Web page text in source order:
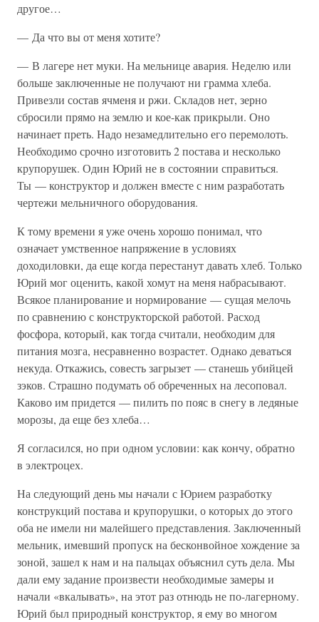
другое…
— Да что вы от меня хотите?
— В лагере нет муки. На мельнице авария. Неделю или
больше заключенные не получают ни грамма хлеба.
Привезли состав ячменя и ржи. Складов нет, зерно
сбросили прямо на землю и кое-как прикрыли. Оно
начинает преть. Надо незамедлительно его перемолоть.
Необходимо срочно изготовить 2 постава и несколько
крупорушек. Один Юрий не в состоянии справиться.
Ты — конструктор и должен вместе с ним разработать
чертежи мельничного оборудования.
К тому времени я уже очень хорошо понимал, что
означает умственное напряжение в условиях
доходиловки, да еще когда перестанут давать хлеб. Только
Юрий мог оценить, какой хомут на меня набрасывают.
Всякое планирование и нормирование — сущая мелочь
по сравнению с конструкторской работой. Расход
фосфора, который, как тогда считали, необходим для
питания мозга, несравненно возрастет. Однако деваться
некуда. Откажись, совесть загрызет — станешь убийцей
зэков. Страшно подумать об обреченных на лесоповал.
Каково им придется — пилить по пояс в снегу в ледяные
морозы, да еще без хлеба…
Я согласился, но при одном условии: как кончу, обратно
в электроцех.
На следующий день мы начали с Юрием разработку
конструкций постава и крупорушки, о которых до этого
оба не имели ни малейшего представления. Заключенный
мельник, имевший пропуск на бесконвойное хождение за
зоной, зашел к нам и на пальцах объяснил суть дела. Мы
дали ему задание произвести необходимые замеры и
начали «вкалывать», на этот раз отнюдь не по-лагерному.
Юрий был природный конструктор, я ему во многом